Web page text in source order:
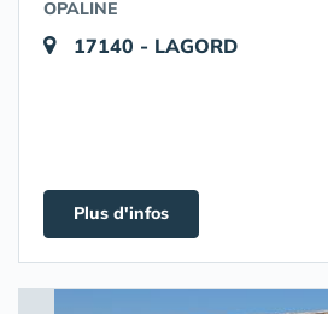
OPALINE
17140 - LAGORD
Plus d'infos